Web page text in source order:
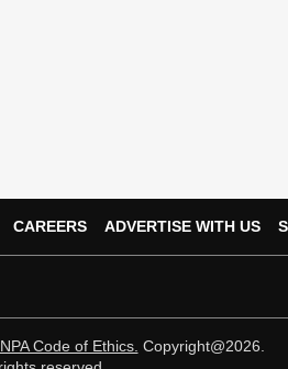
CAREERS ADVERTISE WITH US
Code of Ethics. Copyright@2026.